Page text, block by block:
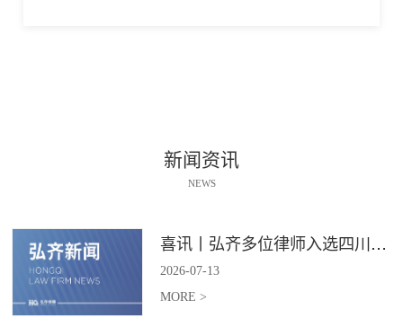
新闻资讯
NEWS
喜讯丨弘齐多位律师入选四川省破产管理人协会工作委员会委员
2026-07-13
MORE >